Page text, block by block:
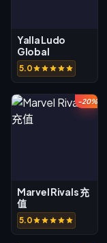
Yalla Ludo
Global
5.0
-20%
Marvel Rivals 充
值
5.0